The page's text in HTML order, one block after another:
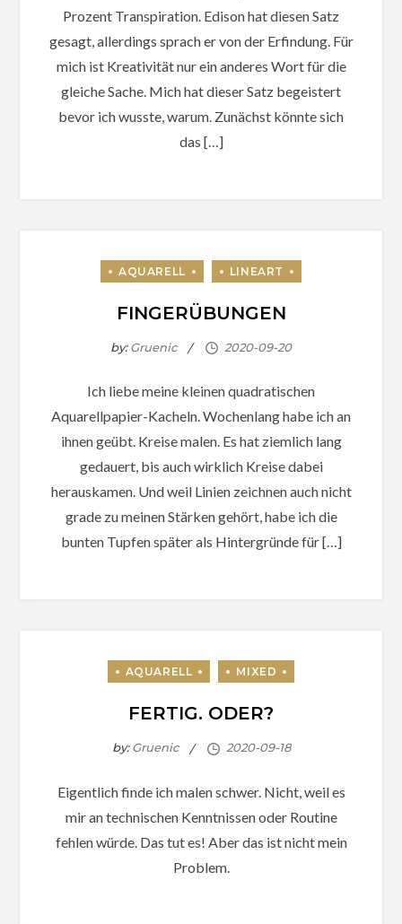
Prozent Transpiration. Edison hat diesen Satz
gesagt, allerdings sprach er von der Erfindung. Für
mich ist Kreativität nur ein anderes Wort für die
gleiche Sache. Mich hat dieser Satz begeistert
bevor ich wusste, warum. Zunächst könnte sich
das […]
FINGERÜBUNGEN
by:Gruenic
Ich liebe meine kleinen quadratischen
Aquarellpapier-Kacheln. Wochenlang habe ich an
ihnen geübt. Kreise malen. Es hat ziemlich lang
gedauert, bis auch wirklich Kreise dabei
herauskamen. Und weil Linien zeichnen auch nicht
grade zu meinen Stärken gehört, habe ich die
bunten Tupfen später als Hintergründe für […]
FERTIG. ODER?
by:Gruenic
Eigentlich finde ich malen schwer. Nicht, weil es
mir an technischen Kenntnissen oder Routine
fehlen würde. Das tut es! Aber das ist nicht mein
Problem.